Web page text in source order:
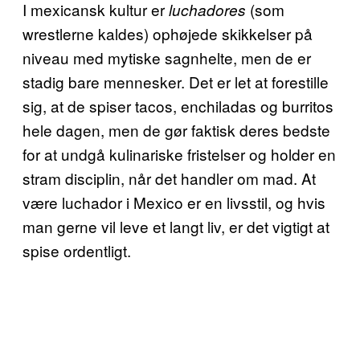
I mexicansk kultur erluchadores (som
wrestlerne kaldes) ophøjede skikkelser på
niveau med mytiske sagnhelte, men de er
stadig bare mennesker. Det er let at forestille
sig, at de spiser tacos, enchiladas og burritos
hele dagen, men de gør faktisk deres bedste
for at undgå kulinariske fristelser og holder en
stram disciplin, når det handler om mad. At
være luchador i Mexico er en livsstil, og hvis
man gerne vil leve et langt liv, er det vigtigt at
spise ordentligt.